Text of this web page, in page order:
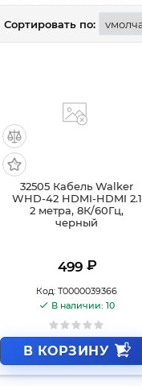
Сортировать по:
32505 Кабель Walker
WHD-42 HDMI-HDMI 2.1
2 метра, 8К/60Гц,
черный
499 ₽
Код: Т0000039366
В наличии: 10
В КОРЗИНУ